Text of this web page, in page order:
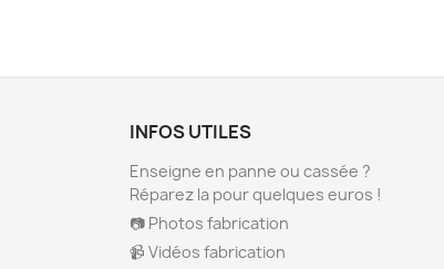
INFOS UTILES
Enseigne en panne ou cassée ?
Réparez la pour quelques euros !
📷 Photos fabrication
📹 Vidéos fabrication